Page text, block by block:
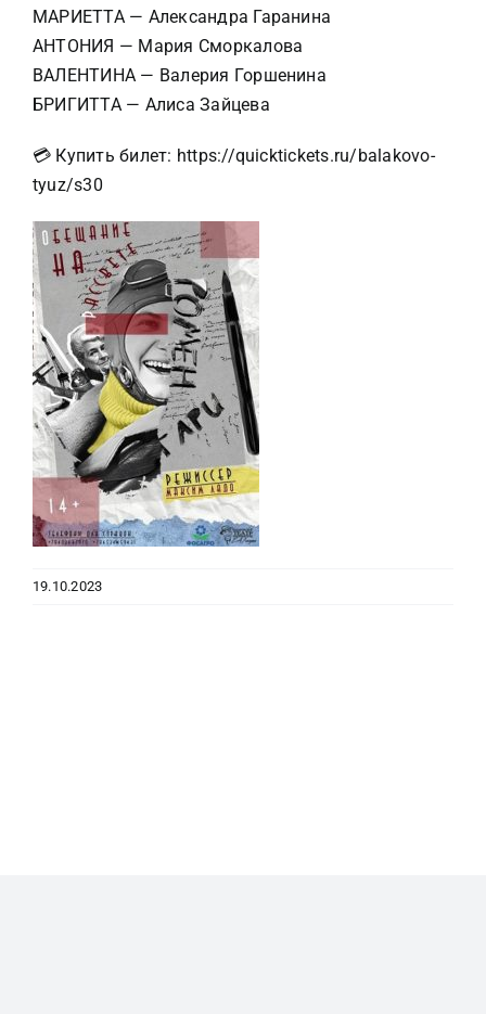
МАРИЕТТА — Александра Гаранина
АНТОНИЯ — Мария Сморкалова
ВАЛЕНТИНА — Валерия Горшенина
БРИГИТТА — Алиса Зайцева
💳 Купить билет: https://quicktickets.ru/balakovo-
tyuz/s30
19.10.2023